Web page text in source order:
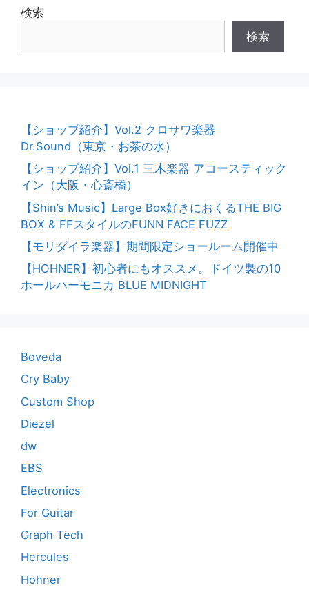
o
検索
検索
【ショップ紹介】Vol.2 クロサワ楽器
Dr.Sound（東京・お茶の水）
【ショップ紹介】Vol.1 三木楽器 アコースティック
イン（大阪・心斎橋）
【Shin’s Music】Large Box好きにおくるTHE BIG
BOX & FFスタイルのFUNN FACE FUZZ
【モリダイラ楽器】期間限定ショールーム開催中
【HOHNER】初心者にもオススメ。ドイツ製の10
ホールハーモニカ BLUE MIDNIGHT
Boveda
Cry Baby
Custom Shop
Diezel
dw
EBS
Electronics
For Guitar
Graph Tech
Hercules
Hohner